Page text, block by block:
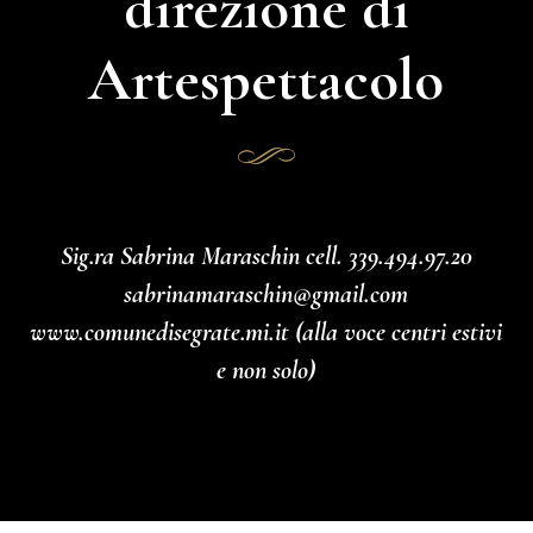
Artespettacolo
Sig.ra Sabrina Maraschin cell. 339.494.97.20
sabrinamaraschin@gmail.com
www.comunedisegrate.mi.it (alla voce centri estivi
e non solo)